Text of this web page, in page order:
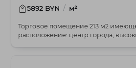
5892 BYN / м²
Торговое помещение 213 м2
расположение: центр города,